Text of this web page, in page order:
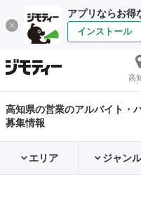
アプリならお得
インストール
高
高知県の営業のアルバイト・
募集情報
エリア ジャンル